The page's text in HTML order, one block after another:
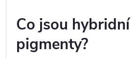
Co jsou hybridní
pigmenty?